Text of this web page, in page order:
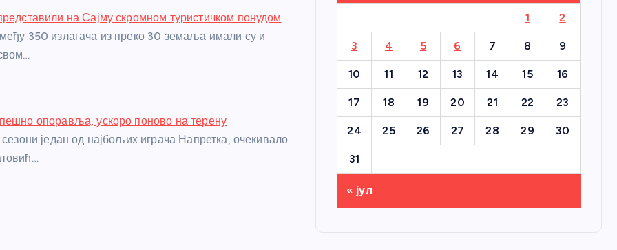
на Сајму скромном туристичком понудом
350 излагача из преко 30 земаља имали су и
опоравља, ускоро поново на терену
један од најбољих играча Напретка, очекивало
1 2
3 4 5 6 7 8 9
10 11 12 13 14 15 16
17 18 19 20 21 22 23
24 25 26 27 28 29 30
31
« јул